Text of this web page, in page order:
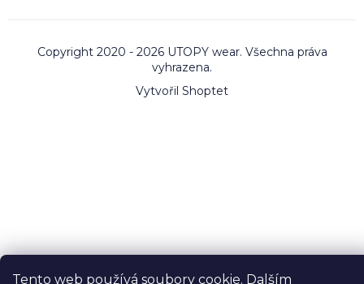
Tento web používá soubory cookie. Dalším
Vytvořil Shoptet
Copyright 2020 - 2026 UTOPY wear. Všechna práva
vyhrazena.